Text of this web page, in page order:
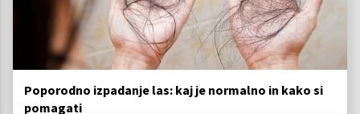
Poporodno izpadanje las: kaj je normalno in kako si
pomagati